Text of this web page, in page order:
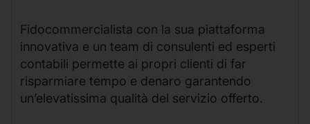
Fidocommercialista con la sua piattaforma
innovativa e un team di consulenti ed esperti
contabili permette ai propri clienti di far
risparmiare tempo e denaro garantendo
un’elevatissima qualità del servizio offerto.